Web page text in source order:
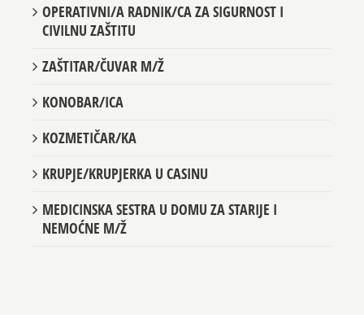
OPERATIVNI/A RADNIK/CA ZA SIGURNOST I
CIVILNU ZAŠTITU
ZAŠTITAR/ČUVAR M/Ž
KONOBAR/ICA
KOZMETIČAR/KA
KRUPJE/KRUPJERKA U CASINU
MEDICINSKA SESTRA U DOMU ZA STARIJE I
NEMOĆNE M/Ž